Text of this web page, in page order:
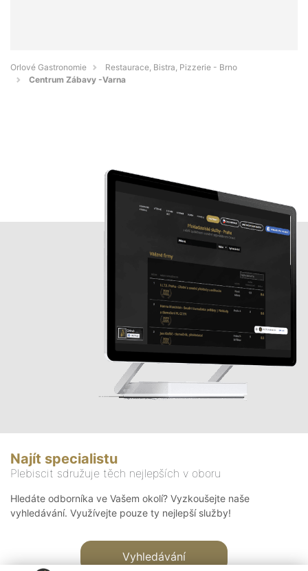
Orlové Gastronomie
Restaurace, Bistra, Pizzerie - Brno
Centrum Zábavy -Varna
Najít specialistu
Plebiscit sdružuje těch nejlepších v oboru
Hledáte odborníka ve Vašem okolí? Vyzkoušejte naše
vyhledávání. Využívejte pouze ty nejlepší služby!
Vyhledávání